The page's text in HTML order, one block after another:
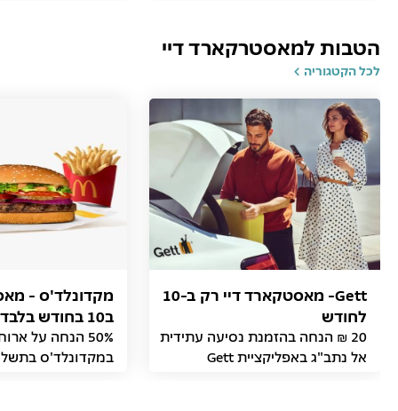
הטבות למאסטרקארד דיי
לכל הקטגוריה
Gett- מאסטקארד דיי רק ב-10
לחודש
20 ₪ הנחה בהזמנת נסיעה עתידית
אל נתב"ג באפליקציית Gett
מקדונלד'ס -
ב10 בחודש בלבד
במקדונלד'ס